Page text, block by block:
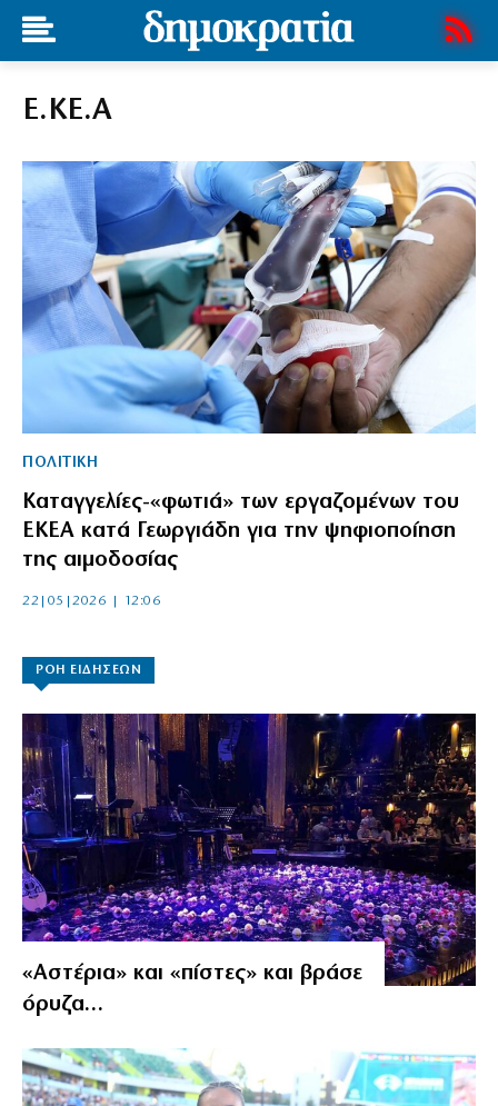
Ε.ΚΕ.Α
ΠΟΛΙΤΙΚΗ
Καταγγελίες-«φωτιά» των εργαζομένων του
ΕΚΕΑ κατά Γεωργιάδη για την ψηφιοποίηση
της αιμοδοσίας
22|05|2026 | 12:06
ΡΟΗ ΕΙΔΗΣΕΩΝ
«Αστέρια» και «πίστες» και βράσε
όρυζα…